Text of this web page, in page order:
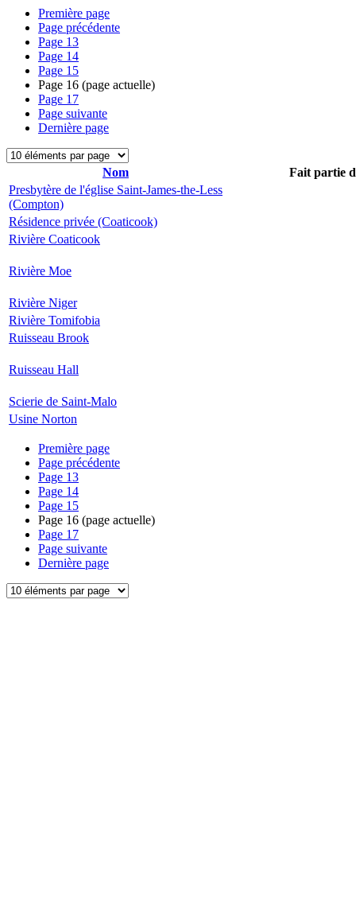
Première page
Page précédente
Page 13
Page 14
Page 15
Page 16 (page actuelle)
Page 17
Page suivante
Dernière page
Nom
Fait partie
Presbytère de l'église Saint-James-the-Less
(Compton)
Résidence privée (Coaticook)
Rivière Coaticook
Rivière Moe
Rivière Niger
Rivière Tomifobia
Ruisseau Brook
Ruisseau Hall
Scierie de Saint-Malo
Usine Norton
Première page
Page précédente
Page 13
Page 14
Page 15
Page 16 (page actuelle)
Page 17
Page suivante
Dernière page